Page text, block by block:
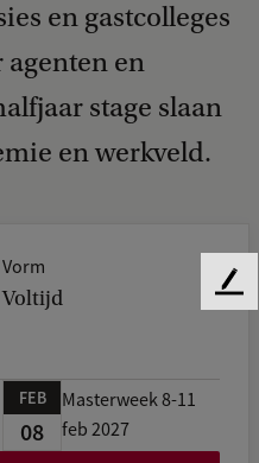
en gastcolleges
en
stage slaan
en werkveld.
Vorm
Voltijd
FEB
08
Masterweek 8-11
feb 2027
F